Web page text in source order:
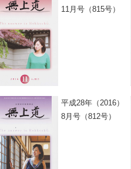
11月号（815号）
平成28年（2016）
8月号（812号）